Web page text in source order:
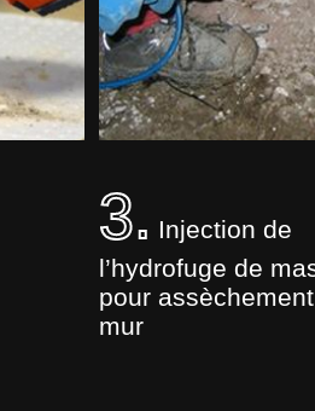
3. Injection de
l’hydrofuge de
pour
mur